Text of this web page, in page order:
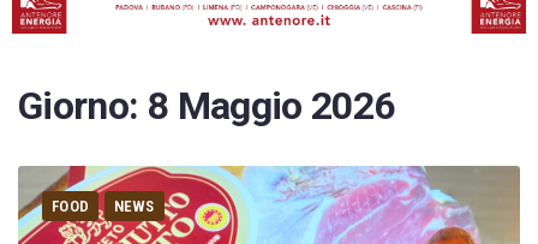
Giorno: 8 Maggio 2026
FOOD NEWS